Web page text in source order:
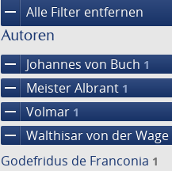
remove Alle Filter entfernen
Autoren
remove Johannes von Buch 1
remove Meister Albrant 1
remove Volmar 1
remove Walthisar von der Wage
Godefridus de Franconia 1